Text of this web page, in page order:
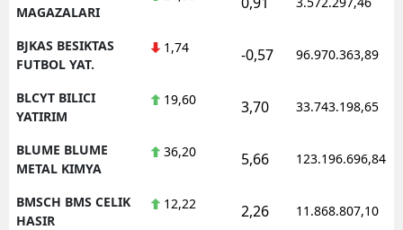
MAGAZALARI
BJKAS BESIKTAS
FUTBOL YAT.
1,74 -0,57 96.970.363,89
BLCYT BILICI
YATIRIM
19,60 3,70 33.743.198,65
BLUME BLUME
METAL KIMYA
36,20 5,66 123.196.696,84
BMSCH BMS CELIK
HASIR
12,22 2,26 11.868.807,10